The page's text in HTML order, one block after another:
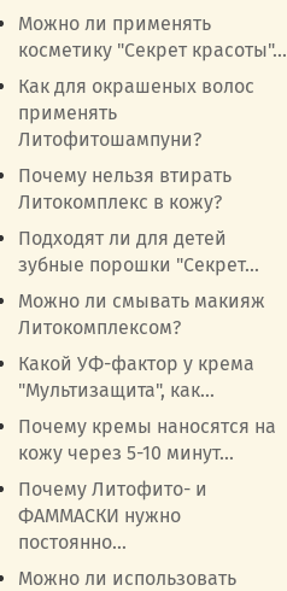
Можно ли применять
косметику "Секрет красоты"...
Как для окрашеных волос
применять
Литофитошампуни?
Почему нельзя втирать
Литокомплекс в кожу?
Подходят ли для детей
зубные порошки "Секрет...
Можно ли смывать макияж
Литокомплексом?
Какой УФ-фактор у крема
"Мультизащита", как...
Почему кремы наносятся на
кожу через 5-10 минут...
Почему Литофито- и
ФАММАСКИ нужно
постоянно...
Можно ли использовать